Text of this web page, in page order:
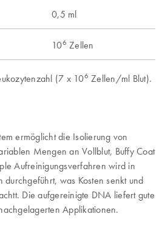
0,5 ml
106 Zellen
(7 x 106 Zellen/ml Blut).
ermöglicht die Isolierung von
Mengen an Vollblut, Buffy Coat
Aufreinigungsverfahren wird in
was Kosten senkt und
Die aufgereinigte DNA liefert gute
Applikationen.